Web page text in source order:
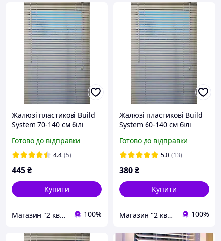
Жалюзі пластикові Build
System 70-140 см білі
Готово до відправки
4.4 (5)
445₴
Купити
Магазин "2 квартал" 100%
Жалюзі пластикові Build
System 60-140 см білі
Готово до відправки
5.0 (13)
380₴
Купити
Магазин "2 квартал" 100%